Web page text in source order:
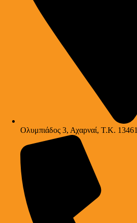
Ολυμπιάδος 3, Αχαρναί, Τ.Κ. 13461